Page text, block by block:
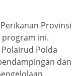
Provinsi
program ini.
Polda
dan